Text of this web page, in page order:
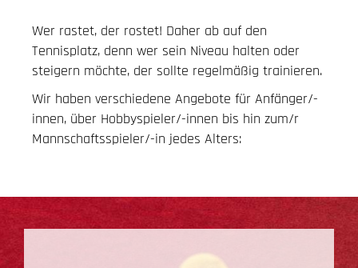
Wer rastet, der rostet! Daher ab auf den
Tennisplatz, denn wer sein Niveau halten oder
steigern möchte, der sollte regelmäßig trainieren.
Wir haben verschiedene Angebote für Anfänger/-
innen, über Hobbyspieler/-innen bis hin zum/r
Mannschaftsspieler/-in jedes Alters: